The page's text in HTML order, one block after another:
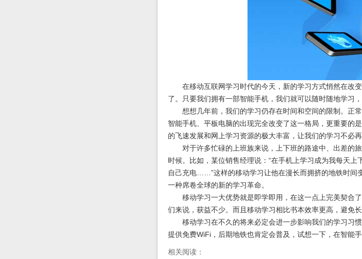
在移动互联网学习时代的今天，新的学习方式悄然在改变
了。只要我们拥有一部智能手机，我们就可以随时随地学习
想想几年前，我们的学习仍存在时间和空间的限制。正常
智能手机、平板电脑的出现完全改变了这一格局，更重要的
的飞速发展和网上学习资源的极大丰富，让我们的学习不必再
对于许多忙碌的上班族来说，上下班的路途中、出差的旅
时候。比如，某位销售经理说：“在手机上学习成为我每天
自己充电……”这样的移动学习让他在漫长而拥挤的地铁时间
一种席卷全球的新的学习革命。
移动学习一大优势就是即学即用，在这一点上完美契合了
们来说，获益不少。而且移动学习相比书本效率更高，避免
移动学习在不久的将来必定会进一步影响我们的学习习惯
提供免费WiFi，后期地铁也肯定会普及，试想一下，在智能
相关阅读：